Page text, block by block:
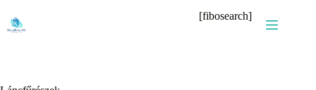
content
[fibosearch]